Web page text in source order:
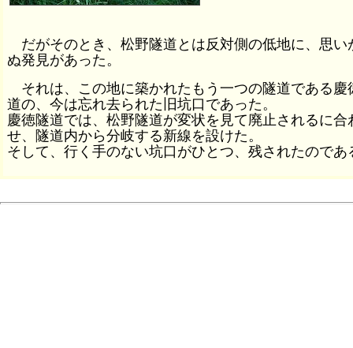
だがそのとき、松野隧道とは反対側の低地に、思い
ぬ発見があった。
それは、この地に築かれたもう一つの隧道である慶
道の、今は忘れ去られた旧坑口であった。
慶徳隧道では、松野隧道が変状を見て廃止されるに合
せ、隧道内から分岐する新線を設けた。
そして、行く手のない坑口がひとつ、残されたのであ